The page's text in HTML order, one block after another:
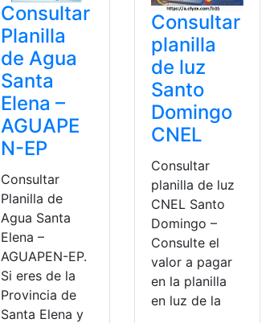
Consultar
Planilla
de Agua
Santa
Elena –
AGUAPE
N-EP
Consultar
Planilla de
Agua Santa
Elena –
AGUAPEN-EP.
Si eres de la
Provincia de
Santa Elena y
Consultar
planilla
de luz
Santo
Domingo
CNEL
Consultar
planilla de luz
CNEL Santo
Domingo –
Consulte el
valor a pagar
en la planilla
en luz de la